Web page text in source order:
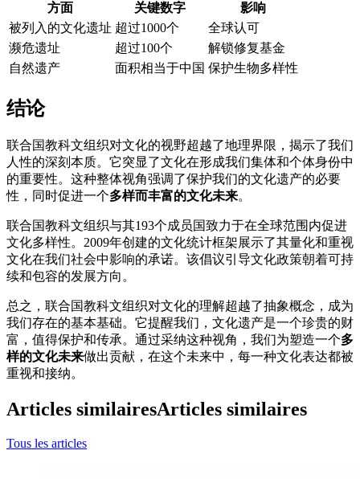
方面 关键数字
影响
被列入的文化遗址 超过1000个
全球认可
濒危遗址
超过100个
解锁修复基金
自然遗产
面积相当于中国 保护生物多样性
结论
联合国教科文组织对文化的视野超越了地理界限，揭示了我们
人性的深刻本质。它突显了文化在形成我们集体和个体身份中
的重要性。这种整体视角强调了保护我们的文化遗产的必要
性，同时促进一个多样而丰富的文化未来。
联合国教科文组织与其193个成员国致力于在全球范围内促进
文化多样性。2009年创建的文化统计框架展示了其量化和重视
文化在我们社会中影响的承诺。该倡议引导文化政策朝着可持
续和包容的发展方向。
总之，联合国教科文组织对文化的理解超越了抽象概念，成为
我们存在的基本基础。它提醒我们，文化遗产是一个珍贵的财
富，值得保护和传承。通过采纳这种视角，我们为塑造一个多
样的文化未来做出贡献，在这个未来中，每一种文化表达都被
重视和接纳。
Articles similairesArticles similaires
Tous les articles